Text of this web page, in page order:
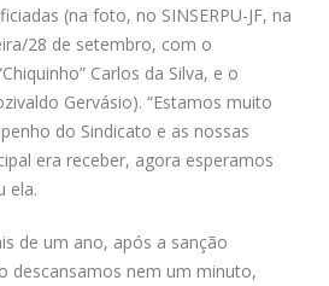
(na foto, no SINSERPU-JF, na
28 de setembro, com o
Carlos da Silva, e o
Gervásio). “Estamos muito
do Sindicato e as nossas
era receber, agora esperamos
ela.
de um ano, após a sanção
descansamos nem um minuto,